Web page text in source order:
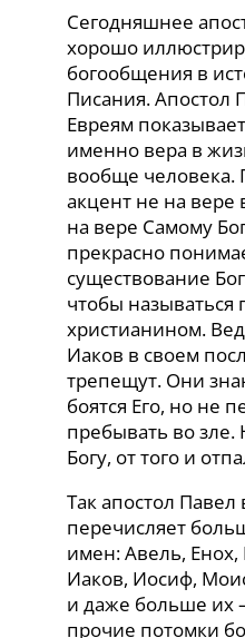
Сегодняшнее
хорошо
богообщения в
Писания. Апостол
Евреям
именно вера в
вообще человека.
акцент не на вере
на вере Самому
прекрасно
существование
чтобы называться
христианином.
Иаков в своем
трепещут. Они
боятся Его, но не
пребывать во зле.
Богу, от того и
Так апостол
перечисляет
имен: Авель,
Иаков, Иосиф,
и даже больше их
прочие потомки